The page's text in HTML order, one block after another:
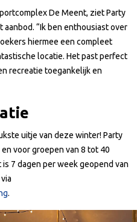
De Meent, ziet Party
“Ik ben enthousiast over
hiermee een compleet
locatie. Het past perfect
recreatie toegankelijk en
uitje van deze winter! Party
voor groepen van 8 tot 40
7 dagen per week geopend van
.